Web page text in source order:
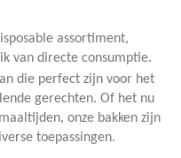
assortiment,
van directe consumptie.
die perfect zijn voor het
gerechten. Of het nu
onze bakken zijn
toepassingen.